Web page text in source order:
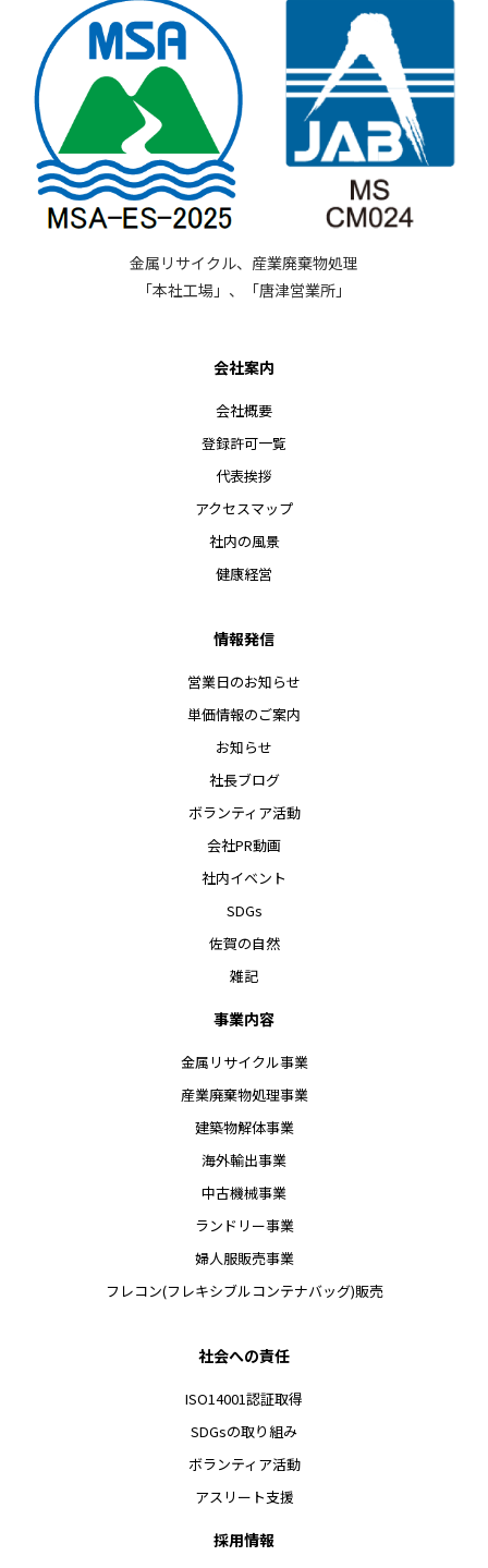
金属リサイクル、産業廃棄物処理
「本社工場」、「唐津営業所」
会社案内
会社概要
登録許可一覧
代表挨拶
アクセスマップ
社内の風景
健康経営
情報発信
営業日のお知らせ
単価情報のご案内
お知らせ
社長ブログ
ボランティア活動
会社PR動画
社内イベント
SDGs
佐賀の自然
雑記
事業内容
金属リサイクル事業
産業廃棄物処理事業
建築物解体事業
海外輸出事業
中古機械事業
ランドリー事業
婦人服販売事業
フレコン(フレキシブルコンテナバッグ)販売
社会への責任
ISO14001認証取得
SDGsの取り組み
ボランティア活動
アスリート支援
採用情報